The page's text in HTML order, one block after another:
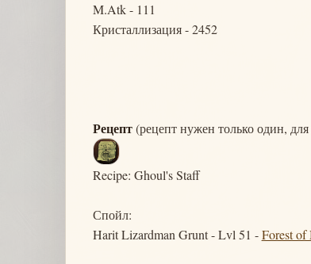
M.Atk - 111
Кристаллизация - 2452
Рецепт(рецепт нужен только один, для
Recipe: Ghoul's Staff
Спойл:
Harit Lizardman Grunt - Lvl 51 -Forest of